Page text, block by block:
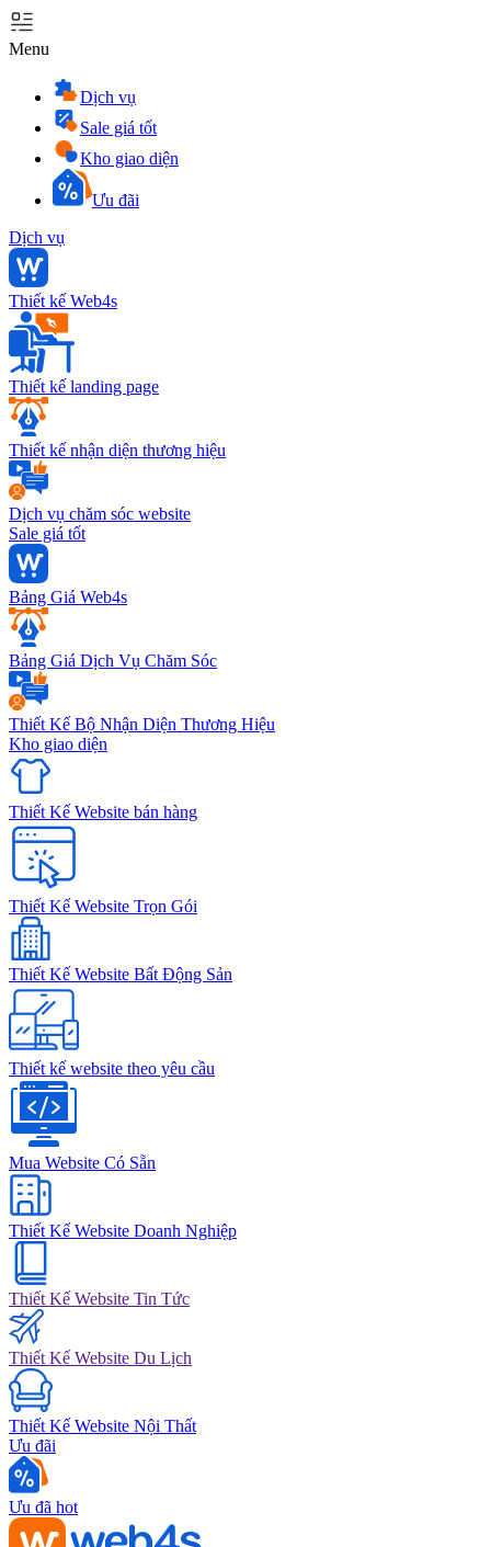
Menu
Dịch vụ
Sale giá tốt
Kho giao diện
Ưu đãi
Dịch vụ
Thiết kế Web4s
Thiết kế landing page
Thiết kế nhận diện thương hiệu
Dịch vụ chăm sóc website
Sale giá tốt
Bảng Giá Web4s
Bảng Giá Dịch Vụ Chăm Sóc
Thiết Kế Bộ Nhận Diện Thương Hiệu
Kho giao diện
Thiết Kế Website bán hàng
Thiết Kế Website Trọn Gói
Thiết Kế Website Bất Động Sản
Thiết kế website theo yêu cầu
Mua Website Có Sẵn
Thiết Kế Website Doanh Nghiệp
Thiết Kế Website Tin Tức
Thiết Kế Website Du Lịch
Thiết Kế Website Nội Thất
Ưu đãi
Ưu đã hot